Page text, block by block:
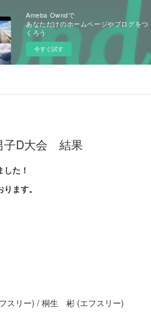
Ameba Owndで
あなただけのホームページやブログをつ
くろう
今すぐ試す
子D大会 結果
た！
ます。
ー) / 桐生 彬 (エフスリー)